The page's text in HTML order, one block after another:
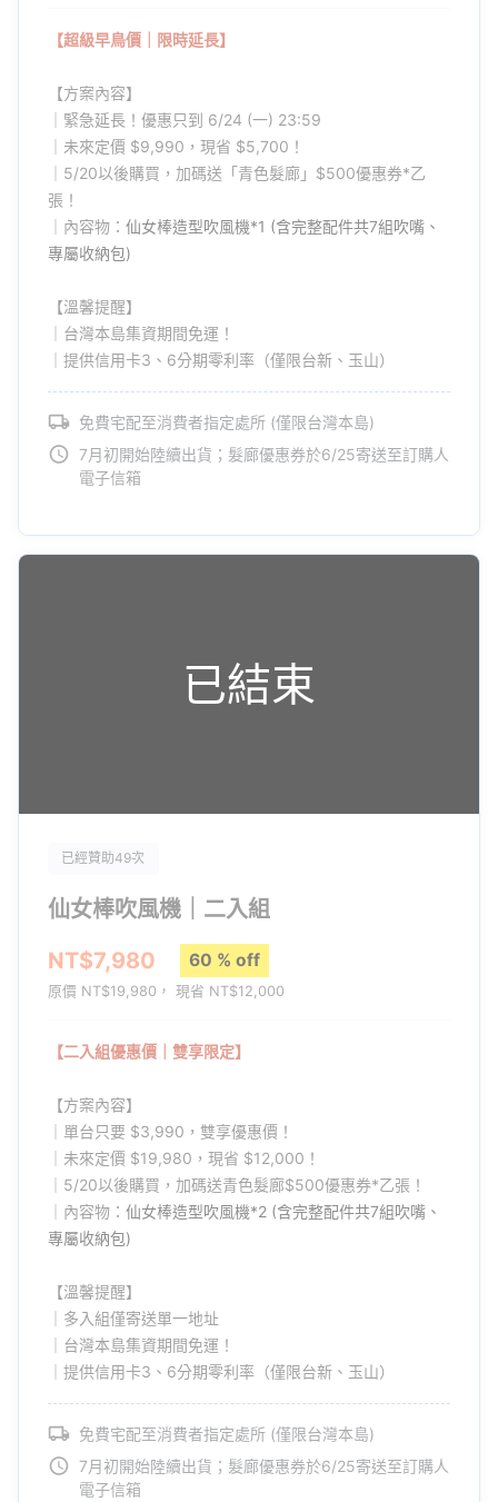
什麼時候會需要簡單好看的造型？可能是日常上班，可能是和朋友
聚會，可能是外出旅行，甚至可能為了拍攝時下最流行的短影音！
不想要披頭散髮，但好像也沒有到花錢上髮廊的必要，只是需要簡
單快速的整理頭髮，美美出門！
但是為了美美出門，我們需要買多少器具，應付每個不同的場合？
可能需要用圓梳整理瀏海、用離子夾對抗自然捲、用電捲棒做出浪
漫捲髮......不僅需要買很多器具，能夠做出來的造型也有限......
Acer 宏碁集團旗下生活家電 Acerpure
✦ 仙女棒造型吹風機 ✦
「變直、變捲、變玩美」
不只是專業吹風機，更是美髮造型器！《仙女棒吹風機》吹風機性
能絕不輸市售同級吹風機，能快速乾髮，還有領先業界的AI護髮模
《仙女棒吹風機》包含7種造型配件，輕鬆變換髮型！不管是要整理
瀏海、做出內彎髮尾，還是要對抗塌陷髮根或自然捲，甚至是想做
出浪漫捲髮，都可以用《仙女棒吹風機》一台輕鬆搞定！其中「自
動繞捲造型棒」是利用氣流自動吸附頭髮，比一般電捲棒還好用，
手殘黨也能輕鬆上手！
【超級早鳥價｜限時延長】
【方案內容】
｜緊急延長！優惠只到 6/24 (一) 23:59
｜未來定價 $9,990，現省 $5,700！
｜5/20以後購買，加碼送「青色髮廊」$500優惠券*乙
張！
｜內容物： 仙女棒造型吹風機*1 (含完整配件共7組吹嘴、
專屬收納包)
【溫馨提醒】
｜台灣本島集資期間免運！
｜提供信用卡3、6分期零利率（僅限台新、玉山）
免費宅配至消費者指定處所 (僅限台灣本島)
7月初開始陸續出貨；髮廊優惠券於6/25寄送至訂購人
電子信箱
已結束
已經贊助49次
仙女棒吹風機｜二入組
NT$7,980
60 % off
原價 NT$19,980， 現省 NT$12,000
【二入組優惠價｜雙享限定】
【方案內容】
｜單台只要 $3,990，雙享優惠價！
｜未來定價 $19,980，現省 $12,000！
｜5/20以後購買，加碼送青色髮廊$500優惠券*乙張！
｜內容物： 仙女棒造型吹風機*2 (含完整配件共7組吹嘴、
專屬收納包)
【溫馨提醒】
｜多入組僅寄送單一地址
｜台灣本島集資期間免運！
｜提供信用卡3、6分期零利率（僅限台新、玉山）
免費宅配至消費者指定處所 (僅限台灣本島)
7月初開始陸續出貨；髮廊優惠券於6/25寄送至訂購人
電子信箱